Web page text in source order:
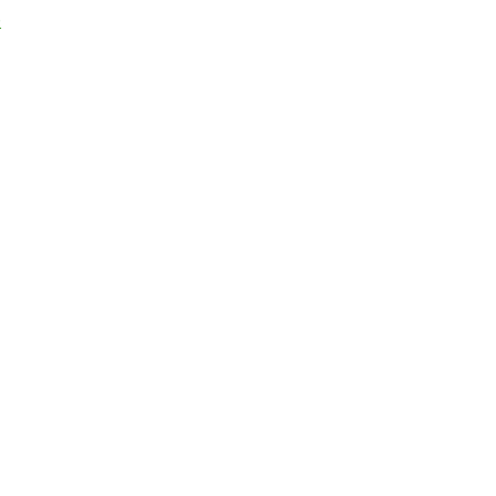
Sirćo: Našim rukometašima se ispunila želja, protiv Irana